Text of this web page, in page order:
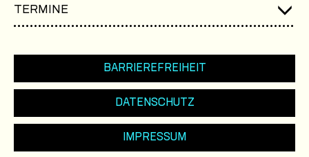
TERMINE
BARRIEREFREIHEIT
DATENSCHUTZ
IMPRESSUM